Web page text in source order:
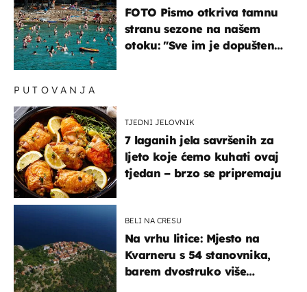
FOTO Pismo otkriva tamnu
stranu sezone na našem
otoku: "Sve im je dopušteno!
PUTOVANJA
TJEDNI JELOVNIK
7 laganih jela savršenih za
ljeto koje ćemo kuhati ovaj
tjedan – brzo se pripremaju
BELI NA CRESU
Na vrhu litice: Mjesto na
Kvarneru s 54 stanovnika,
barem dvostruko više